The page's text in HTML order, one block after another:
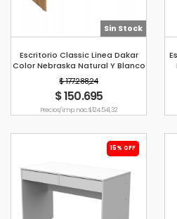
Sin Stock
Escritorio Classic Linea Dakar
Color Nebraska Natural Y Blanco
Mosconi
$ 177.288,24
$ 150.695
Precio s/imp. nac. $ 124.541,32
15% OFF